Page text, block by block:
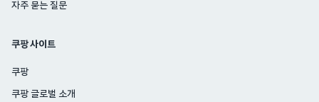
자주 묻는 질문
쿠팡 사이트
쿠팡
쿠팡 글로벌 소개